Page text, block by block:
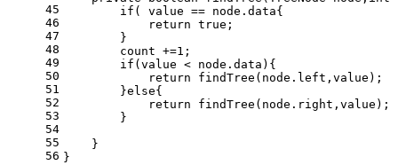
45
46
47
48
49
50
51
52
53
54
55
56
if ( value == node.data{
return true ;
        }
        count +=
1 ;
if (value < node.data){
return findTree(node.left,value);
        }
else{
return findTree(node.right,value);
        }
    }
}